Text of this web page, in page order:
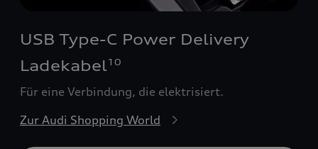
USB Type-C Power Delivery
Ladekabel10
Für eine Verbindung, die elektrisiert.
Zur Audi Shopping World